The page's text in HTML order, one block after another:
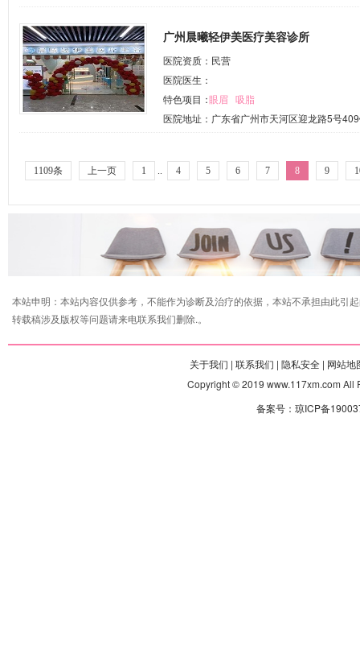
广州晨曦轻伊美医疗美容诊所
医院资质：民营
医院医生：
特色项目：眼眉 吸脂
医院地址：广东省广州市天河区迎龙路5号
1109条 上一页 1 .. 4 5 6 7 8 9
本站申明：本站内容仅供参考，不能作为诊断及治疗的依据，本站不承担由此引
转载稿涉及版权等问题请来电联系我们删除.。
关于我们 | 联系我们 | 隐私安全 | 网站地
Copyright © 2019 www.117xm.com All
备案号：琼ICP备